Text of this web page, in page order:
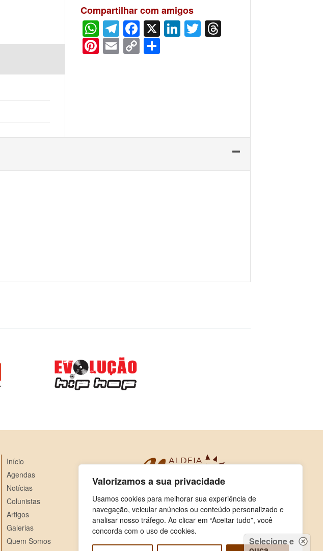
Valorizamos a sua privacidade
Usamos cookies para melhorar sua experiência de
navegação, veicular anúncios ou conteúdo personalizado e
analisar nosso tráfego. Ao clicar em “Aceitar tudo”, você
concorda com o uso de cookies.
Compartilhar com amigos
WhatsApp
Telegram
Facebook
X LinkedIn
Twitter
Pinterest
Email
Copy
Link
Início
Agendas
Notícias
Colunistas
Artigos
Galerias
Quem Somos
Selecione e